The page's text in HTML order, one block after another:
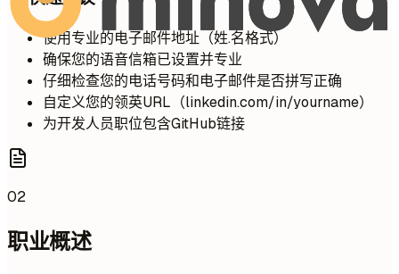
使用专业的电子邮件地址（姓.名格式）
确保您的语音信箱已设置并专业
仔细检查您的电话号码和电子邮件是否拼写正确
自定义您的领英URL（linkedin.com/in/yourname）
为开发人员职位包含GitHub链接
02
职业概述